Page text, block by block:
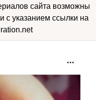
сайта возможны
с указанием ссылки на